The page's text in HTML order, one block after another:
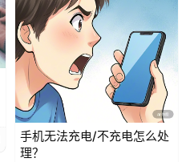
手机无法充电/不充电怎么处
理？